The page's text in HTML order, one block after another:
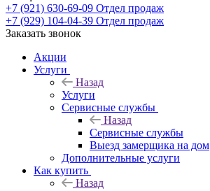
+7 (921) 630-69-09 Отдел продаж
+7 (929) 104-04-39 Отдел продаж
Заказать звонок
Акции
Услуги
Назад
Услуги
Сервисные службы
Назад
Сервисные службы
Выезд замерщика на дом
Дополнительные услуги
Как купить
Назад